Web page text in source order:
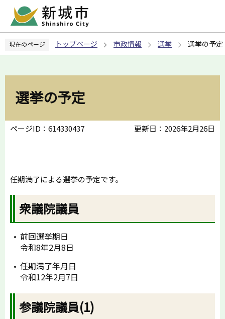
ペ
の
現在のページ トップページ 市政情報 選挙 選挙の予定
選挙の予定
ページID：614330437 更新日：2026年2月26日
任期満了による選挙の予定です。
衆議院議員
前回選挙期日
令和8年2月8日
任期満了年月日
令和12年2月7日
参議院議員(1)